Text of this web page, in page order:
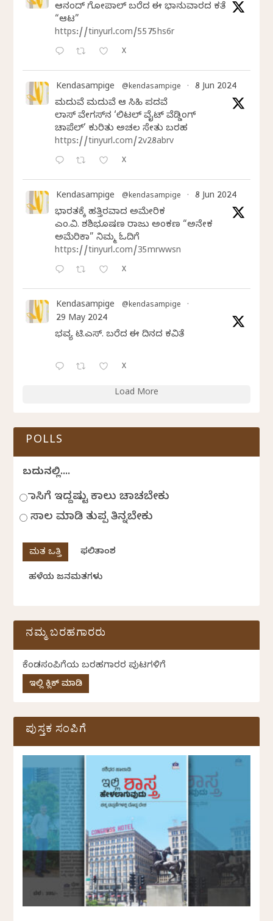
ಆನಂದ್‌ ಗೋಪಾಲ್‌ ಬರೆದ ಈ ಭಾನುವಾರದ ಕತೆ
“ಆಟ”
https://tinyurl.com/5575hs6r
X
Kendasampige @kendasampige · 8 Jun 2024
ಮದುವೆ ಮದುವೆ ಆ ಸಿಹಿ ಪದವೆ
ಲಾಸ್‌ ವೇಗಸ್‌ನ ‘ಲಿಟಲ್ ವೈಟ್ ವೆಡ್ಡಿಂಗ್
ಚಾಪೆಲ್’ ಕುರಿತು ಅಚಲ ಸೇತು ಬರಹ
https://tinyurl.com/2v28abrv
X
Kendasampige @kendasampige · 8 Jun 2024
ಭಾರತಕ್ಕೆ ಹತ್ತಿರವಾದ ಅಮೇರಿಕ
ಎಂ.ವಿ. ಶಶಿಭೂಷಣ ರಾಜು ಅಂಕಣ “ಅನೇಕ
ಅಮೆರಿಕಾ” ನಿಮ್ಮ ಓದಿಗೆ
https://tinyurl.com/35mrwwsn
X
Kendasampige @kendasampige ·
29 May 2024
ಭವ್ಯ ಟಿ.ಎಸ್. ಬರೆದ ಈ ದಿನದ ಕವಿತೆ
X
Load More
POLLS
ಬದುಕಿನಲ್ಲಿ....
ಹಾಸಿಗೆ ಇದ್ದಷ್ಟು ಕಾಲು ಚಾಚಬೇಕು
ಸಾಲ ಮಾಡಿ ತುಪ್ಪ ತಿನ್ನಬೇಕು
ಫಲಿತಾಂಶ
ಹಳೆಯ ಜನಮತಗಳು
ನಮ್ಮ ಬರಹಗಾರರು
ಕೆಂಡಸಂಪಿಗೆಯ ಬರಹಗಾರರ ಪುಟಗಳಿಗೆ
ಇಲ್ಲಿ ಕ್ಲಿಕ್ ಮಾಡಿ
ಪುಸ್ತಕ ಸಂಪಿಗೆ